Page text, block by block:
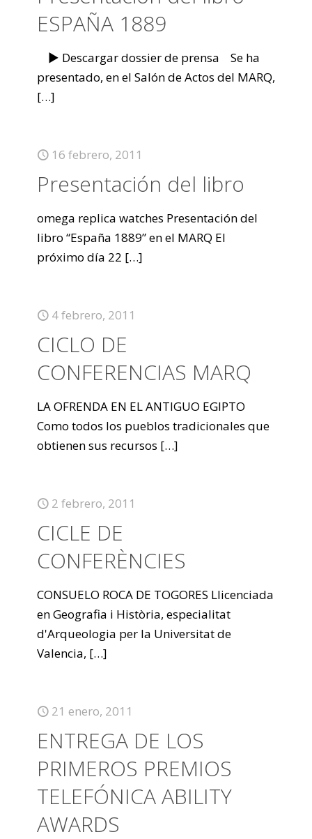
ESPAÑA 1889
► Descargar dossier de prensa Se ha
presentado, en el Salón de Actos del MARQ,
[…]
16 febrero, 2011
Presentación del libro
omega replica watches Presentación del
libro “España 1889” en el MARQ El
próximo día 22 […]
4 febrero, 2011
CICLO DE
CONFERENCIAS MARQ
LA OFRENDA EN EL ANTIGUO EGIPTO
Como todos los pueblos tradicionales que
obtienen sus recursos […]
2 febrero, 2011
CICLE DE
CONFERÈNCIES
CONSUELO ROCA DE TOGORES Llicenciada
en Geografia i Història, especialitat
d'Arqueologia per la Universitat de
Valencia, […]
21 enero, 2011
ENTREGA DE LOS
PRIMEROS PREMIOS
TELEFÓNICA ABILITY
AWARDS